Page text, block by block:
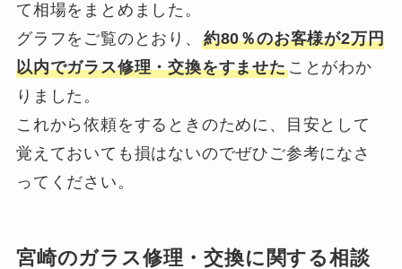
て相場をまとめました。
グラフをご覧のとおり、 約80％のお客様が2万円
以内でガラス修理・交換をすませたことがわか
りました。
これから依頼をするときのために、目安として
覚えておいても損はないのでぜひご参考になさ
ってください。
宮崎のガラス修理・交換に関する相談